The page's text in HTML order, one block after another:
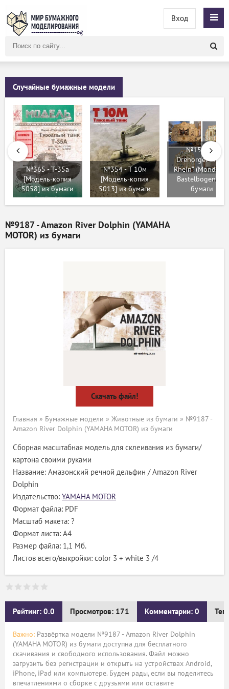
сайту
Вход
Случайные бумажные модели
№365 - T-35a
[Модель-копия
5058] из бумаги
№354 - T 10м
[Модель-копия
5013] из бумаги
№15665 -
Drehorgel "Vater
Rhein"
Bastelbogen) из
бумаги
№9187 - Amazon River Dolphin (YAMAHA
MOTOR) из бумаги
Скачать файл!
Главная » Бумажные модели » Животные из бумаги » №9187 -
Amazon River Dolphin (YAMAHA MOTOR) из бумаги
Сборная масштабная модель для склеивания из бумаги/
картона своими руками
Название: Амазонский речной дельфин / Amazon River
Dolphin
Издательство: YAMAHA MOTOR
Формат файла: PDF
Масштаб макета: ?
Формат листа: А4
Размер файла: 1,1 Мб.
Листов всего/выкройки: color 3 + white 3 /4
Рейтинг: 0.0 Просмотров: 171 Комментарии: 0
Важно: Развёртка модели №9187 - Amazon River Dolphin
(YAMAHA MOTOR) из бумаги доступна для бесплатного
скачивания и свободного использования. Файл можно
загрузить без регистрации и открыть на устройствах Android,
iPhone, iPad или компьютере. Будем рады, если вы поделитесь
впечатлениями о сборке с друзьями или оставите